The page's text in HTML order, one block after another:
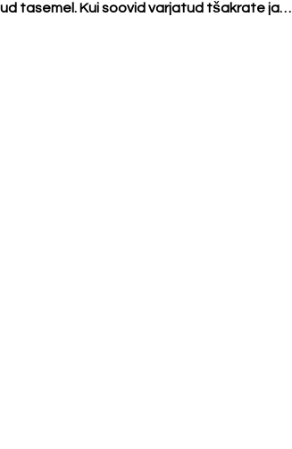
tasemel. Kui soovid varjatud tšakrate ja…